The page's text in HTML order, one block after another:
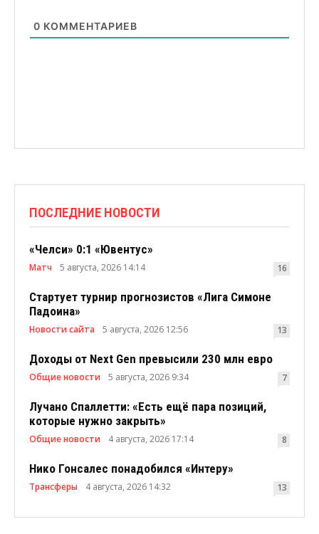
0 КОММЕНТАРИЕВ
ПОСЛЕДНИЕ НОВОСТИ
«Челси» 0:1 «Ювентус»
Матч 5 августа, 2026 14:14 16
Стартует турнир прогнозистов «Лига Симоне
Падоина»
Новости сайта 5 августа, 2026 12:56 13
Доходы от Next Gen превысили 230 млн евро
Общие новости 5 августа, 2026 9:34 7
Лучано Спаллетти: «Есть ещё пара позиций,
которые нужно закрыть»
Общие новости 4 августа, 2026 17:14 8
Нико Гонсалес понадобился «Интеру»
Трансферы 4 августа, 2026 14:32 13